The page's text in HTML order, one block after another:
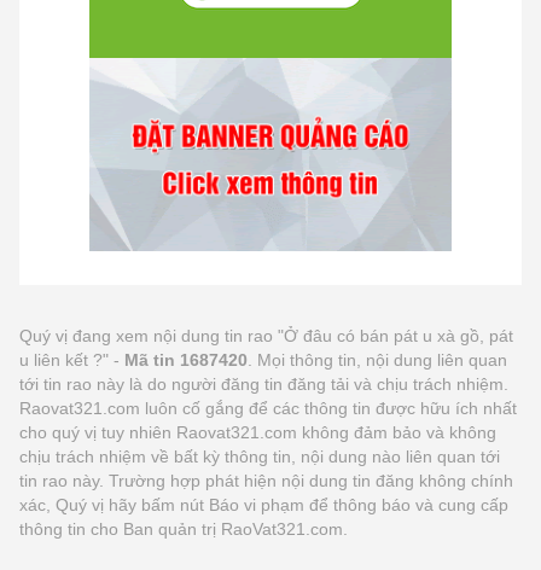
Quý vị đang xem nội dung tin rao "Ở đâu có bán pát u xà gồ, pát
u liên kết ?" - Mã tin 1687420 . Mọi thông tin, nội dung liên quan
tới tin rao này là do người đăng tin đăng tải và chịu trách nhiệm.
Raovat321.com luôn cố gắng để các thông tin được hữu ích nhất
cho quý vị tuy nhiên Raovat321.com không đảm bảo và không
chịu trách nhiệm về bất kỳ thông tin, nội dung nào liên quan tới
tin rao này. Trường hợp phát hiện nội dung tin đăng không chính
xác, Quý vị hãy bấm nút Báo vi phạm để thông báo và cung cấp
thông tin cho Ban quản trị RaoVat321.com.